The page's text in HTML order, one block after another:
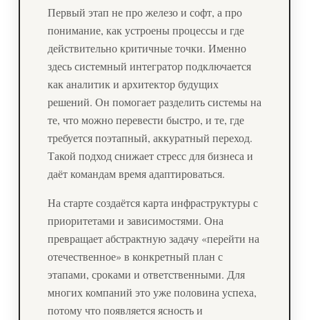
Первый этап не про железо и софт, а про
понимание, как устроены процессы и где
действительно критичные точки. Именно
здесь системный интегратор подключается
как аналитик и архитектор будущих
решений. Он помогает разделить системы на
те, что можно перевести быстро, и те, где
требуется поэтапный, аккуратный переход.
Такой подход снижает стресс для бизнеса и
даёт командам время адаптироваться.
На старте создаётся карта инфраструктуры с
приоритетами и зависимостями. Она
превращает абстрактную задачу «перейти на
отечественное» в конкретный план с
этапами, сроками и ответственными. Для
многих компаний это уже половина успеха,
потому что появляется ясность и